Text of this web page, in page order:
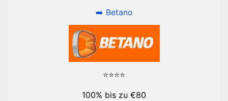
➡️ Betano
⭐⭐⭐⭐
100% bis zu €80